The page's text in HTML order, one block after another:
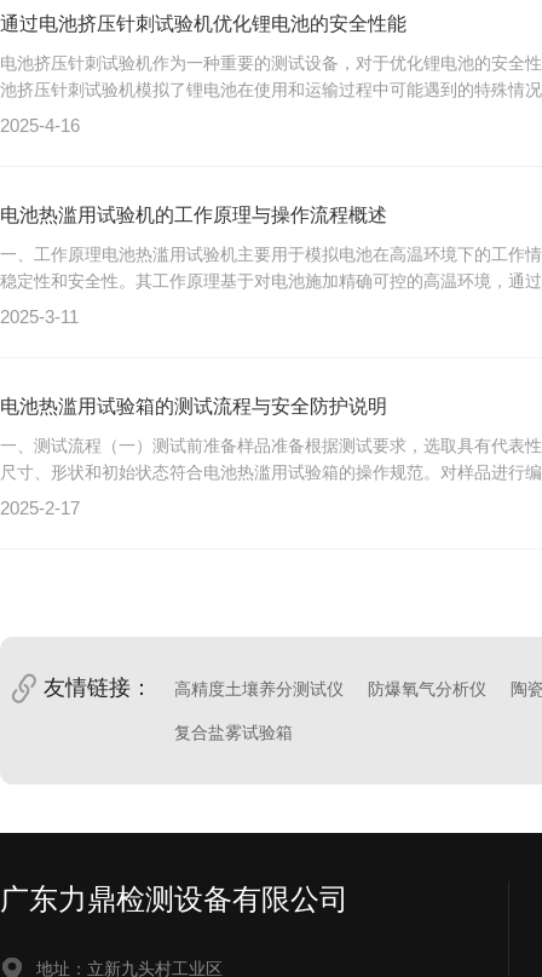
通过电池挤压针刺试验机优化锂电池的安全性能
电池挤压针刺试验机作为一种重要的测试设备，对于优化锂电池的安全
池挤压针刺试验机模拟了锂电池在使用和运输过程中可能遇到的特殊情
2025-4-16
电池热滥用试验机的工作原理与操作流程概述
一、工作原理电池热滥用试验机主要用于模拟电池在高温环境下的工作
稳定性和安全性。其工作原理基于对电池施加精确可控的高温环境，通
2025-3-11
电池热滥用试验箱的测试流程与安全防护说明
一、测试流程（一）测试前准备样品准备根据测试要求，选取具有代表
尺寸、形状和初始状态符合电池热滥用试验箱的操作规范。对样品进行
2025-2-17
友情链接： 高精度土壤养分测试仪 防爆氧气分析仪 陶
复合盐雾试验箱
广东力鼎检测设备有限公司
地址：立新九头村工业区